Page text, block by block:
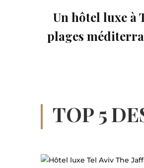
Un hôtel luxe à
plages
TOP 5